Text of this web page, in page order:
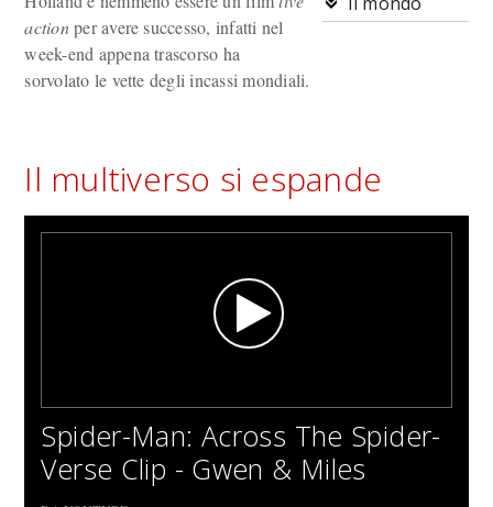
actionper avere successo, infatti nel
week-end appena trascorso ha
sorvolato le vette degli incassi mondiali.
Il multiverso si espande
Spider-Man: Across The Spider-
Verse Clip - Gwen & Miles